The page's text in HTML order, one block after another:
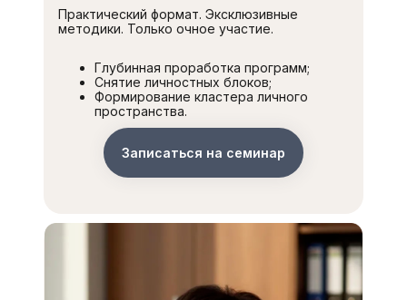
Глубинная проработка программ;
Снятие личностных блоков;
Формирование кластера личного
пространства.
Практический формат. Эксклюзивные
методики. Только очное участие.
Записаться на семинар